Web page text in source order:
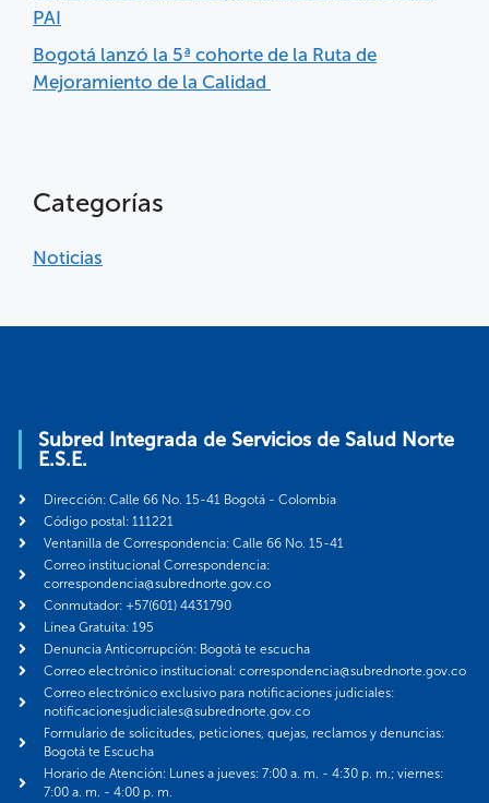
PAI
Bogotá lanzó la 5ª cohorte de la Ruta de
Mejoramiento de la Calidad
Categorías
Noticias
Subred Integrada de Servicios de Salud Norte
E.S.E.
Dirección: Calle 66 No. 15-41 Bogotá - Colombia
Código postal: 111221
Ventanilla de Correspondencia: Calle 66 No. 15-41
Correo institucional Correspondencia:
correspondencia@subrednorte.gov.co
Conmutador: +57(601) 4431790
Línea Gratuita: 195
Denuncia Anticorrupción: Bogotá te escucha
Correo electrónico institucional: correspondencia@subrednorte.gov.co
Correo electrónico exclusivo para notificaciones judiciales:
notificacionesjudiciales@subrednorte.gov.co
Formulario de solicitudes, peticiones, quejas, reclamos y denuncias:
Bogotá te Escucha
Horario de Atención: Lunes a jueves: 7:00 a. m. - 4:30 p. m.; viernes:
7:00 a. m. - 4:00 p. m.